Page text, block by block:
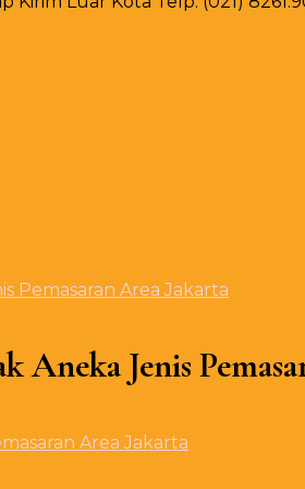
Pemasaran Area Jakarta
Aneka Jenis